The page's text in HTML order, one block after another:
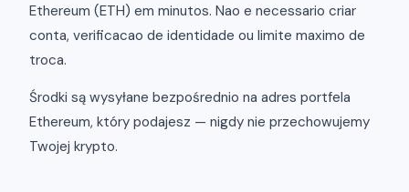
Ethereum (ETH) em minutos. Nao e necessario criar
conta, verificacao de identidade ou limite maximo de
troca.
Środki są wysyłane bezpośrednio na adres portfela
Ethereum, który podajesz — nigdy nie przechowujemy
Twojej krypto.